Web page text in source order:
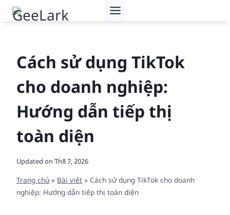
Skip
Cách sử dụng TikTok
cho doanh nghiệp:
Hướng dẫn tiếp thị
toàn diện
Updated on Th8 7, 2026
Trang chủ » Bài viết » Cách sử dụng TikTok cho doanh
nghiệp: Hướng dẫn tiếp thị toàn diện